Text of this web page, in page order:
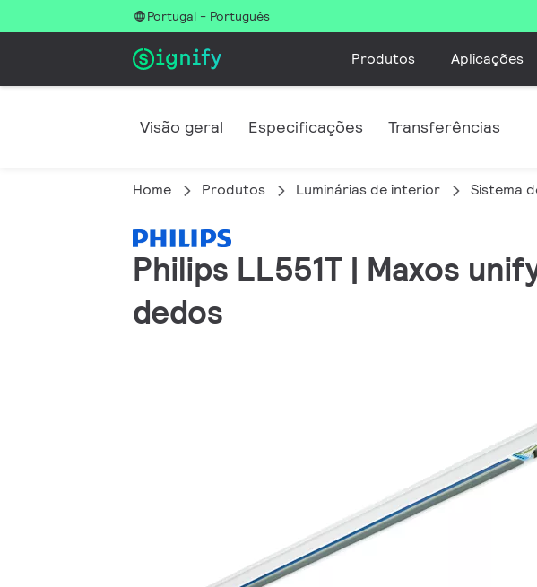
Portugal - Português
Produtos Aplicações
Visão geral Especificações Transferências
Home Produtos Luminárias de interior Sistema
Philips LL551T | Maxos
dedos